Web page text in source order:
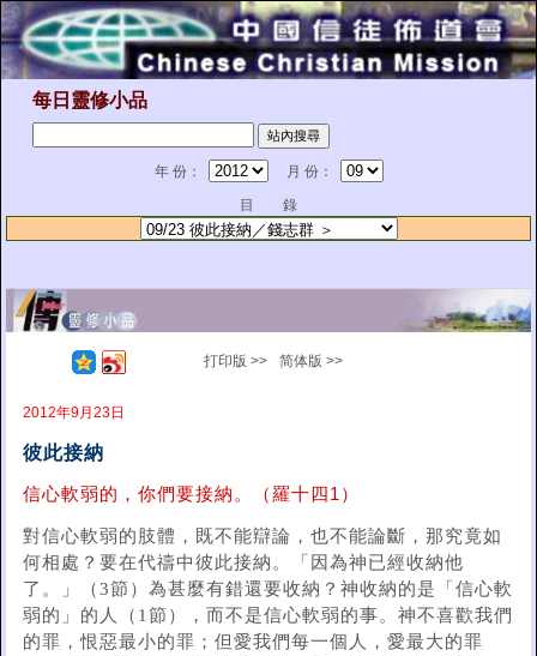
每日靈修小品
年 份：
月 份：
目 錄
打印版 >> 简体版 >>
2012年9月23日
彼此接納
信心軟弱的，你們要接納。（羅十四1）
對信心軟弱的肢體，既不能辯論，也不能論斷，那究竟如
何相處？要在代禱中彼此接納。「因為神已經收納他
了。」（3節）為甚麼有錯還要收納？神收納的是「信心軟
弱的」的人（1節），而不是信心軟弱的事。神不喜歡我們
的罪，恨惡最小的罪；但愛我們每一個人，愛最大的罪